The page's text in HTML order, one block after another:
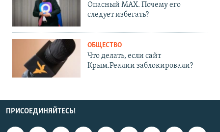
Опасный MAX. Почему его
следует избегать?
ОБЩЕСТВО
Что делать, если сайт
Крым.Реалии заблокировали?
ПРИСОЕДИНЯЙТЕСЬ!